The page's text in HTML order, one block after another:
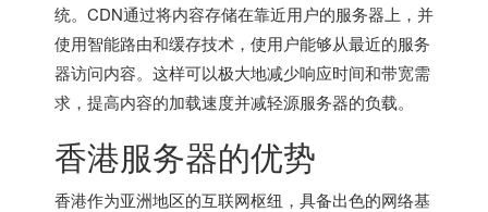
统。CDN通过将内容存储在靠近用户的服务器上，并
使用智能路由和缓存技术，使用户能够从最近的服务
器访问内容。这样可以极大地减少响应时间和带宽需
求，提高内容的加载速度并减轻源服务器的负载。
香港服务器的优势
香港作为亚洲地区的互联网枢纽，具备出色的网络基